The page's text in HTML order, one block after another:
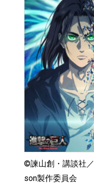
©諫山創・講談社
son製作委員会